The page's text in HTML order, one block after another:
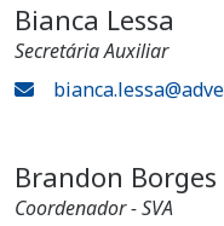
Bianca Lessa
Secretária Auxiliar
Brandon Borges
Coordenador - SVA